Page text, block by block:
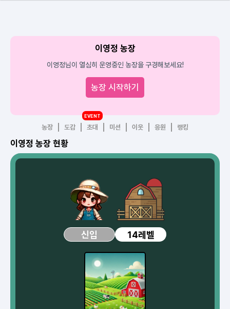
이영정 농장
이영정님이 열심히 운영중인 농장을 구경해보세요!
농장 시작하기
농장 도감 초대
EVENT
미션 이웃 응원 랭킹
이영정 농장 현황
신입 14레벨